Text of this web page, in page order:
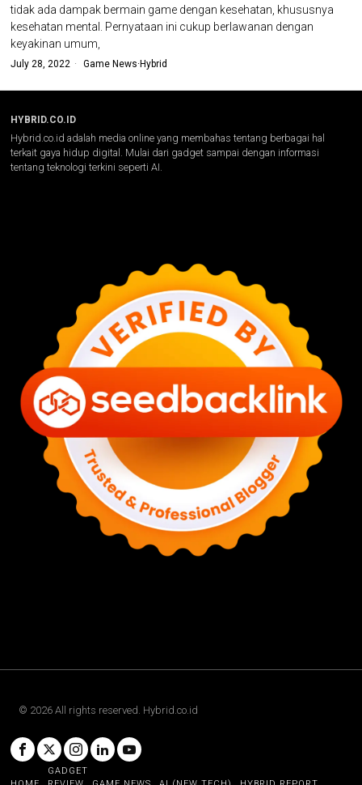
tidak ada dampak bermain game dengan kesehatan, khususnya
kesehatan mental. Pernyataan ini cukup berlawanan dengan
keyakinan umum,
July 28, 2022 Game News·Hybrid
HYBRID.CO.ID
Hybrid.co.id adalah media online yang membahas tentang berbagai hal
terkait gaya hidup digital. Mulai dari gadget sampai dengan informasi
tentang teknologi terkini seperti AI.
© 2026 All rights reserved. Hybrid.co.id
GADGET